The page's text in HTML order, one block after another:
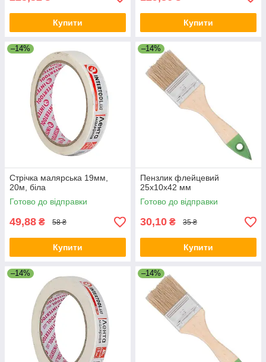
Купити Купити
–14%
Стрічка малярська 19мм,
20м, біла
Готово до відправки
49,88 ₴ 58 ₴
Купити
–14%
Пензлик флейцевий
25x10x42 мм
Готово до відправки
30,10 ₴ 35 ₴
Купити
–14% –14%